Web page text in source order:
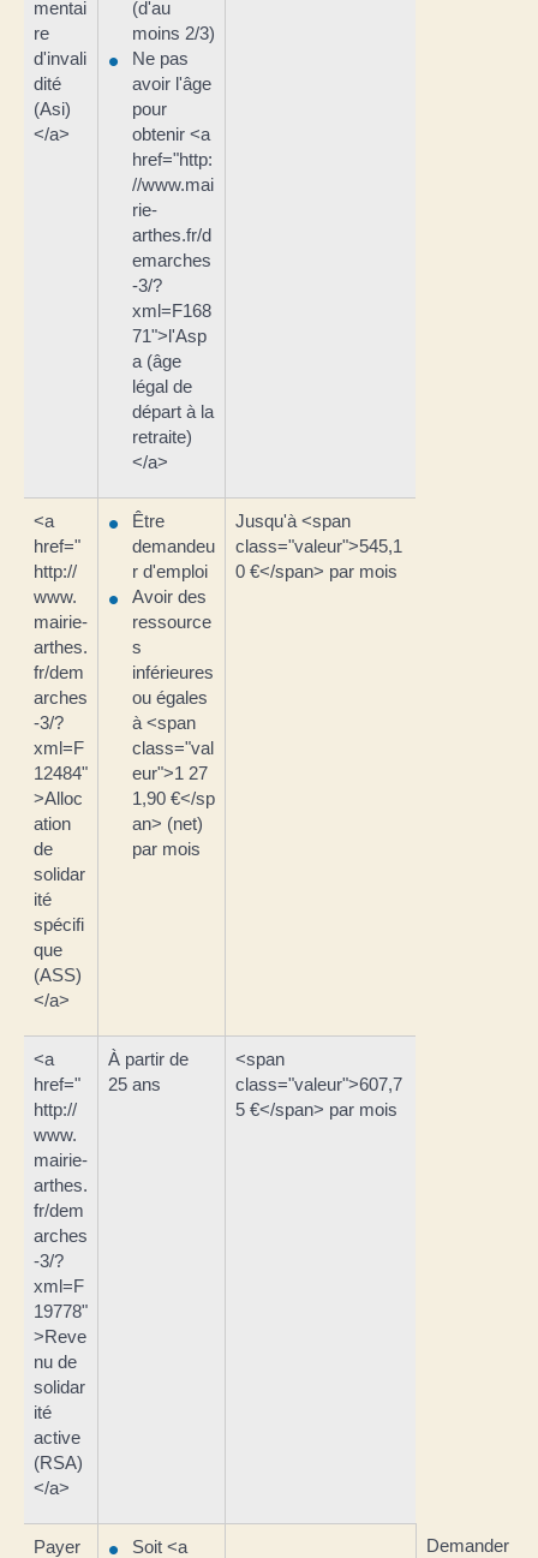
mentai
re
d'invali
dité
(Asi)
</a>
(d'au
moins 2/3)
Ne pas
avoir l'âge
pour
obtenir <a
href="http:
//www.mai
rie-
arthes.fr/d
emarches
-3/?
xml=F168
71">l'Asp
a (âge
légal de
départ à la
retraite)
</a>
<a
href="
http://
www.
mairie-
arthes.
fr/dem
arches
-3/?
xml=F
12484"
>Alloc
ation
de
solidar
ité
spécifi
que
(ASS)
</a>
Être
demandeu
r d'emploi
Avoir des
ressource
s
inférieures
ou égales
à <span
class="val
eur">1 27
1,90 €</sp
an> (net)
par mois
Jusqu'à <span
class="valeur">545,1
0 €</span> par mois
<a
href="
http://
www.
mairie-
arthes.
fr/dem
arches
-3/?
xml=F
19778"
>Reve
nu de
solidar
ité
active
(RSA)
</a>
À partir de
25 ans
<span
class="valeur">607,7
5 €</span> par mois
Payer
Soit <a
Demander à